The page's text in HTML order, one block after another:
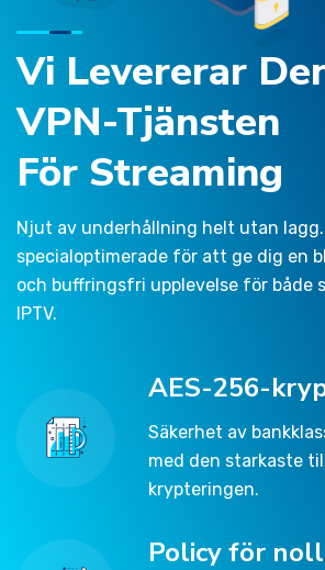
Vi Levererar
VPN-Tjänsten
För Streaming
Njut av underhållning helt utan lagg.
specialoptimerade för att ge dig en
och buffringsfri upplevelse för både
IPTV.
AES-256-
Säkerhet av
med den starkaste
krypteringen.
Policy för